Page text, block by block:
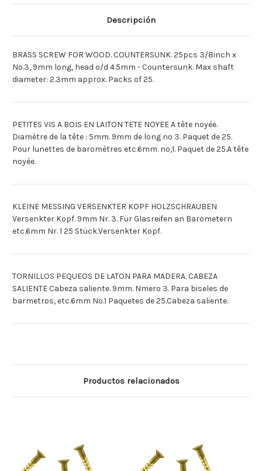
NOYEE
[Deutsch]MESS.
[Espagnol]TORNILLO
LATONMADERA
X
NOYEE
[Deutsch]MESS.
[Espagnol]TORNILLO
LATONMADERA
X
Descripción
BRASS SCREW FOR WOOD. COUNTERSUNK. 25pcs 3/8inch x
No.3, 9mm long, head o/d 4.5mm - Countersunk. Max shaft
diameter: 2.3mm approx. Packs of 25.
PETITES VIS A BOIS EN LAITON TETE NOYEE A tête noyée.
Diamètre de la tête : 5mm. 9mm de long no 3. Paquet de 25.
Pour lunettes de baromètres etc.6mm. no,1. Paquet de 25.A tête
noyée.
KLEINE MESSING VERSENKTER KOPF HOLZSCHRAUBEN
Versenkter Kopf. 9mm Nr. 3. Für Glasreifen an Barometern
etc.6mm Nr. 1 25 Stück.Versenkter Kopf.
TORNILLOS PEQUEOS DE LATON PARA MADERA. CABEZA
SALIENTE Cabeza saliente. 9mm. Nmero 3. Para biseles de
barmetros, etc.6mm No.1 Paquetes de 25.Cabeza saliente.
Productos relacionados